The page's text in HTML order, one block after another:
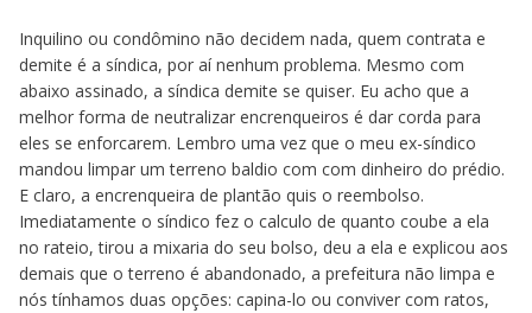
Inquilino ou condômino não decidem nada, quem contrata e
demite é a síndica, por aí nenhum problema. Mesmo com
abaixo assinado, a síndica demite se quiser. Eu acho que a
melhor forma de neutralizar encrenqueiros é dar corda para
eles se enforcarem. Lembro uma vez que o meu ex-síndico
mandou limpar um terreno baldio com com dinheiro do prédio.
E claro, a encrenqueira de plantão quis o reembolso.
Imediatamente o síndico fez o calculo de quanto coube a ela
no rateio, tirou a mixaria do seu bolso, deu a ela e explicou aos
demais que o terreno é abandonado, a prefeitura não limpa e
nós tínhamos duas opções: capina-lo ou conviver com ratos,